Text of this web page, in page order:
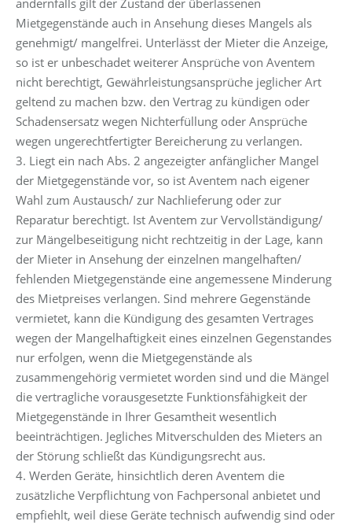
Mietgegenstände auch in Ansehung dieses Mangels als
genehmigt/ mangelfrei. Unterlässt der Mieter die Anzeige,
so ist er unbeschadet weiterer Ansprüche von Aventem
nicht berechtigt, Gewährleistungsansprüche jeglicher Art
geltend zu machen bzw. den Vertrag zu kündigen oder
Schadensersatz wegen Nichterfüllung oder Ansprüche
wegen ungerechtfertigter Bereicherung zu verlangen.
3. Liegt ein nach Abs. 2 angezeigter anfänglicher Mangel
der Mietgegenstände vor, so ist Aventem nach eigener
Wahl zum Austausch/ zur Nachlieferung oder zur
Reparatur berechtigt. Ist Aventem zur Vervollständigung/
zur Mängelbeseitigung nicht rechtzeitig in der Lage, kann
der Mieter in Ansehung der einzelnen mangelhaften/
fehlenden Mietgegenstände eine angemessene Minderung
des Mietpreises verlangen. Sind mehrere Gegenstände
vermietet, kann die Kündigung des gesamten Vertrages
wegen der Mangelhaftigkeit eines einzelnen Gegenstandes
nur erfolgen, wenn die Mietgegenstände als
zusammengehörig vermietet worden sind und die Mängel
die vertragliche vorausgesetzte Funktionsfähigkeit der
Mietgegenstände in Ihrer Gesamtheit wesentlich
beeinträchtigen. Jegliches Mitverschulden des Mieters an
der Störung schließt das Kündigungsrecht aus.
4. Werden Geräte, hinsichtlich deren Aventem die
zusätzliche Verpflichtung von Fachpersonal anbietet und
empfiehlt, weil diese Geräte technisch aufwendig sind oder